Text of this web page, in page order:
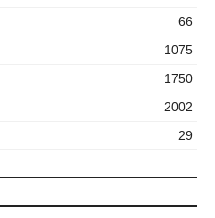
66
1075
1750
2002
29